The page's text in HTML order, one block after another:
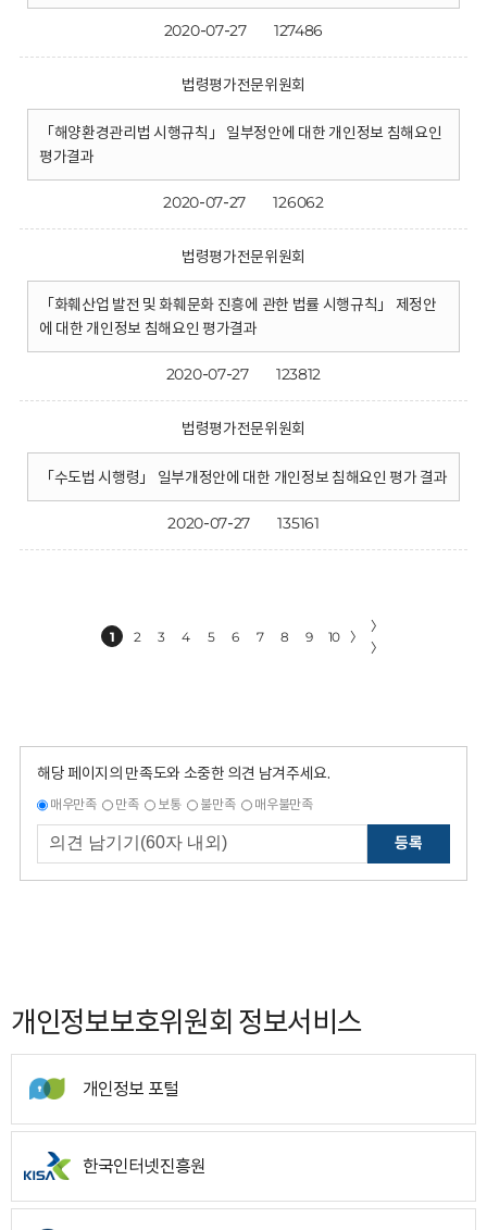
2020-07-27 127486
법령평가전문위원회
「해양환경관리법 시행규칙」 일부정안에 대한 개인정보 침해요인
평가결과
2020-07-27 126062
법령평가전문위원회
「화훼산업 발전 및 화훼문화 진흥에 관한 법률 시행규칙」 제정안
에 대한 개인정보 침해요인 평가결과
2020-07-27 123812
법령평가전문위원회
「수도법 시행령」 일부개정안에 대한 개인정보 침해요인 평가 결과
2020-07-27 135161
1 2 3 4 5 6 7 8 9 10 〉
〉
〉
해당 페이지의 만족도와 소중한 의견 남겨주세요.
매우만족 만족 보통 불만족 매우불만족
등록
개인정보보호위원회 정보서비스
개인정보 포털
한국인터넷진흥원